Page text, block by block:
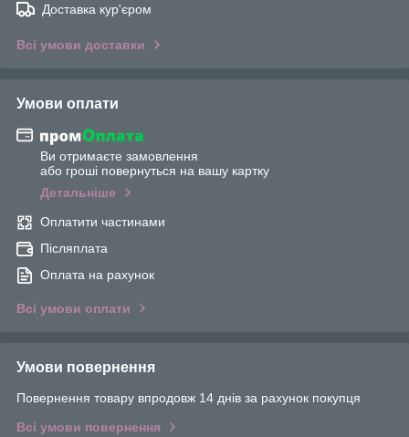
Доставка кур'єром
Всі умови доставки
Умови оплати
Ви отримаєте замовлення
або гроші повернуться на вашу картку
Детальніше
Оплатити частинами
Післяплата
Оплата на рахунок
Всі умови оплати
Умови повернення
Повернення товару впродовж 14 днів за рахунок покупця
Всі умови повернення